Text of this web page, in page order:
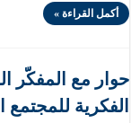
أكمل القراءة »
حوار مع المفكّر
الفكرية للمجتمع